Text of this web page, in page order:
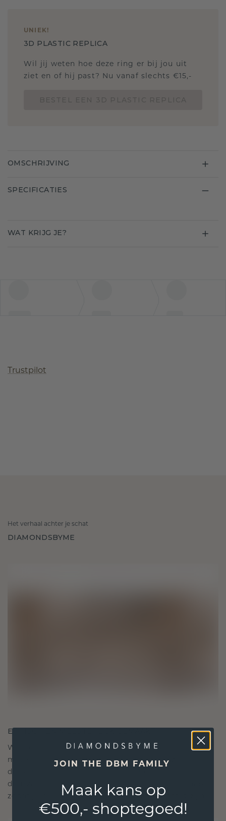
UNIEK!
3D PLASTIC REPLICA
Wil jij weten hoe deze ring er bij jou uit
ziet en of hij past? Nu vanaf slechts €15,-
OMSCHRIJVING
SPECIFICATIES
WAT KRIJG JE?
Trustpilot
Het verhaal achter je schat
DIAMONDSBYME
ETHISCH EN MEESTERLIJK GEMAAKT
We gebruiken alleen de beste, milieuvriendelijke
materialen en lab-grown diamanten. Onze
deskundige goudsmeden combineren
duurzaamheid met ongeëvenaard vakmanschap,
zodat je sieraden zowel ethisch als prachtig zijn.
JOIN THE DBM FAMILY
Maak kans op
€500,- shoptegoed!